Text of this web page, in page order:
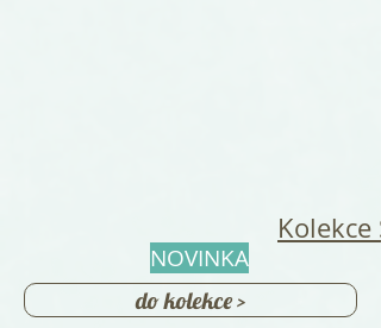
NOVINKA
Kolekce
do kolekce >